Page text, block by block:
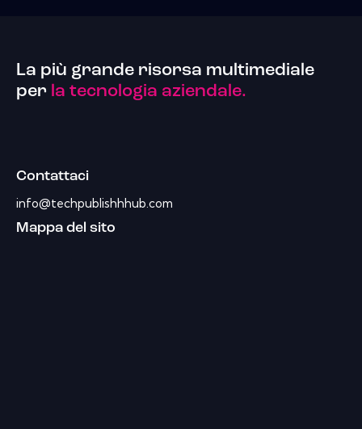
La più grande risorsa multimediale
per la tecnologia aziendale.
Contattaci
info@techpublishhhub.com
Mappa del sito